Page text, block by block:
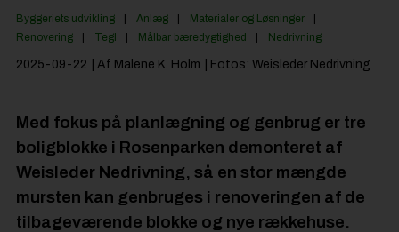
Byggeriets udvikling Anlæg
Materialer og Løsninger
Renovering
Tegl Målbar bæredygtighed Nedrivning
2025-09-22 | Af Malene K. Holm | Fotos: Weisleder Nedrivning
Med fokus på planlægning og genbrug er tre
boligblokke i Rosenparken demonteret af
Weisleder Nedrivning, så en stor mængde
mursten kan genbruges i renoveringen af de
tilbageværende blokke og nye rækkehuse.